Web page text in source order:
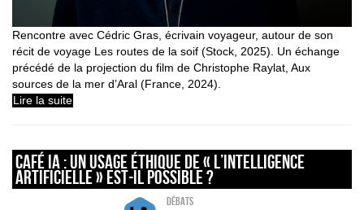
Rencontre avec Cédric Gras, écrivain voyageur, autour de son
récit de voyage Les routes de la soif (Stock, 2025). Un échange
précédé de la projection du film de Christophe Raylat, Aux
sources de la mer d’Aral (France, 2024).
Lire la suite
Café IA : Un usage éthique de « l’intelligence
artificielle » est-il possible ?
Débats